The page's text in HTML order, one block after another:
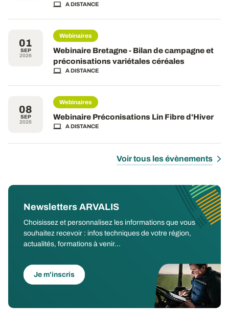
A DISTANCE
01
SEP
2026
Webinaires
Webinaire Bretagne - Bilan de campagne et
préconisations variétales céréales
A DISTANCE
08
SEP
2026
Webinaires
Webinaire Préconisations Lin Fibre d'Hiver
A DISTANCE
Voir tous les évènements
Newsletters ARVALIS
Choisissez et personnalisez les informations que vous
souhaitez recevoir : infos techniques de votre région,
actualités, formations à venir...
Je m'inscris